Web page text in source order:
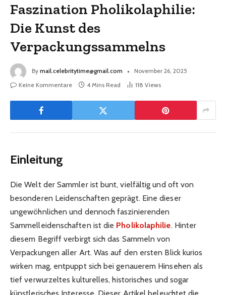
Faszination Pholikolaphilie:
Die Kunst des
Verpackungssammelns
By mail.celebritytime@gmail.com
November 26, 2025
Keine Kommentare
4 Mins Read 118 Views
Einleitung
Die Welt der Sammler ist bunt, vielfältig und oft von
besonderen Leidenschaften geprägt. Eine dieser
ungewöhnlichen und dennoch faszinierenden
Sammelleidenschaften ist die Pholikolaphilie. Hinter
diesem Begriff verbirgt sich das Sammeln von
Verpackungen aller Art. Was auf den ersten Blick kurios
wirken mag, entpuppt sich bei genauerem Hinsehen als
tief verwurzeltes kulturelles, historisches und sogar